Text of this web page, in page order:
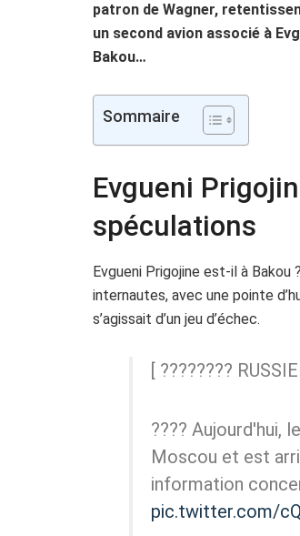
patron de Wagner,
un second avion associé à
Bakou…
Sommaire
Evgueni
spéculations
Evgueni Prigojine est-il à
internautes, avec une pointe
s’agissait d’un jeu d’échec.
[ ????????
???? Aujourd'hui,
Moscou et est
information
pic.twitter.com/